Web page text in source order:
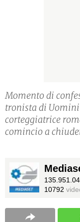
Momento di
tronista di Uomini
corteggiatrice
comincio a
10792